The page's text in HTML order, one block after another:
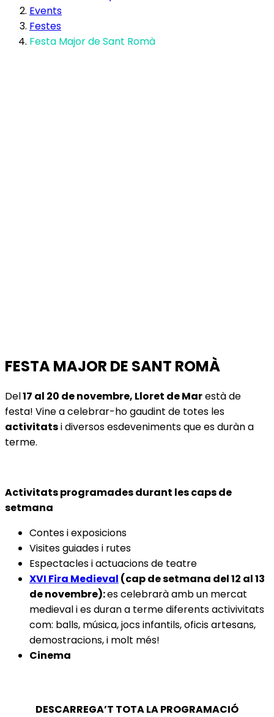
Events
Festes
Festa Major de Sant Romà
FESTA MAJOR DE SANT ROMÀ
Del17 al 20 de novembre, Lloret de Marestà de
festa! Vine a celebrar-ho gaudint de totes les
activitatsi diversos esdeveniments que es duràn a
terme.
Activitats programades durant les caps de
setmana
Contes i exposicions
Visites guiades i rutes
Espectacles i actuacions de teatre
XVI Fira Medieval (cap de setmana del 12 al 13
de novembre):es celebrarà amb un mercat
medieval i es duran a terme diferents activivitats
com: balls, música, jocs infantils, oficis artesans,
demostracions, i molt més!
Cinema
DESCARREGA’T TOTA LA PROGRAMACIÓ